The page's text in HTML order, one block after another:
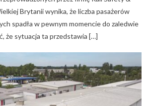
Brytanii wynika, że liczba pasażerów
spadła w pewnym momencie do zaledwie
że sytuacja ta przedstawia […]